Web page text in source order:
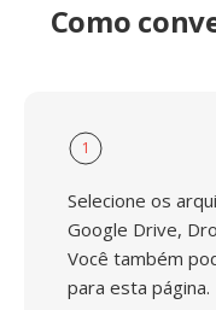
Como
1
Selecione os
Google Drive,
Você também
para esta página.